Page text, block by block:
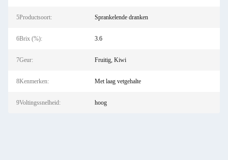
5Productsoort: Sprankelende dranken
6Brix (%): 3.6
7Geur: Fruitig, Kiwi
8Kenmerken: Met laag vetgehalte
9Voltingssnelheid: hoog